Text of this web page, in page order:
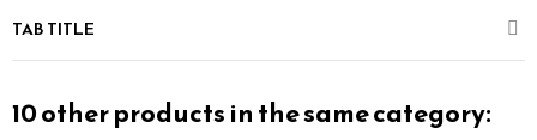
TAB TITLE
10 other products in the same category: